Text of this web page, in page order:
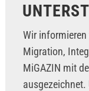
Wir
Migration,
MiGAZIN mit
ausgezeichnet.